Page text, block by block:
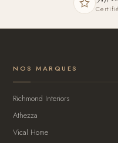
NOS MARQUES
Richmond Interiors
Athezza
Vical Home